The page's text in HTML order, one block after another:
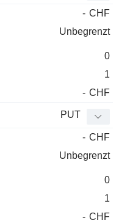
- CHF
Unbegrenzt
0
1
- CHF
PUT
- CHF
Unbegrenzt
0
1
- CHF